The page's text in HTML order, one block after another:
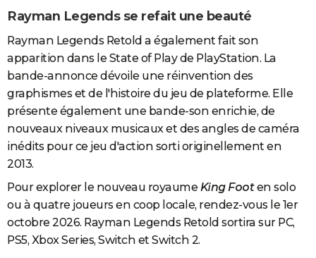
Rayman Legends se refait une beauté
Rayman Legends Retold a également fait son
apparition dans le State of Play de PlayStation. La
bande-annonce dévoile une réinvention des
graphismes et de l'histoire du jeu de plateforme. Elle
présente également une bande-son enrichie, de
nouveaux niveaux musicaux et des angles de caméra
inédits pour ce jeu d'action sorti originellement en
2013.
Pour explorer le nouveau royaume King Footen solo
ou à quatre joueurs en coop locale, rendez-vous le 1er
octobre 2026. Rayman Legends Retold sortira sur PC,
PS5, Xbox Series, Switch et Switch 2.